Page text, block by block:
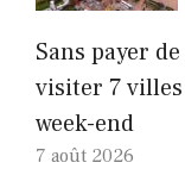
Sans payer
visiter 7
week-end
7 août 2026